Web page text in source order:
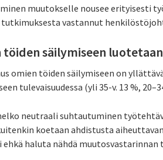
muutokselle nousee erityisesti
vastannut
töiden säilymiseen luotetaan
omien töiden säilymiseen on
tulevaisuudessa (yli 35-v. 13 %,
neutraali suhtautuminen
koetaan ahdistusta
ehkä haluta nähdä muutosvastarinnan